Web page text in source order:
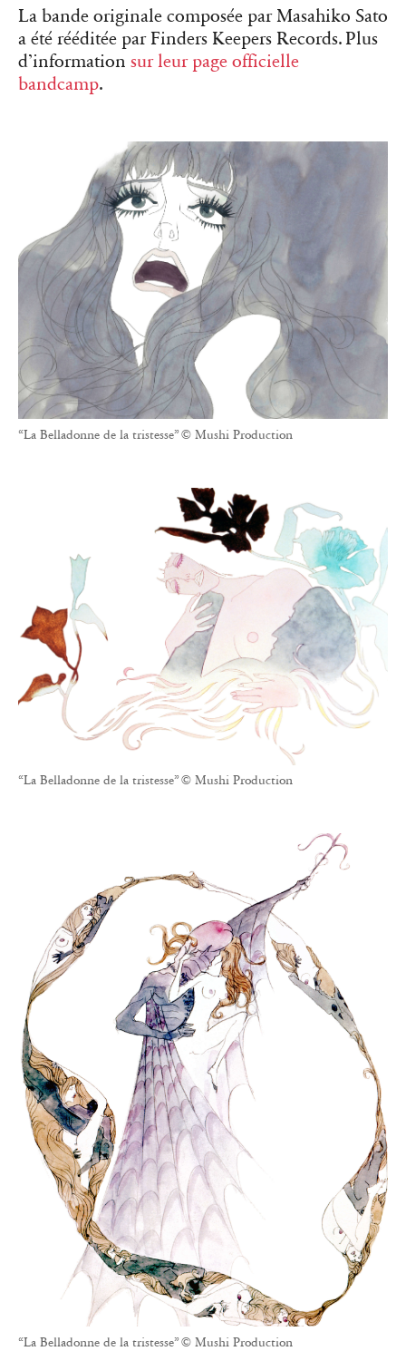
La bande originale composée par Masahiko Sato
a été rééditée par Finders Keepers Records. Plus
d’information sur leur page officielle
bandcamp.
“La Belladonne de la tristesse” © Mushi Production
“La Belladonne de la tristesse” © Mushi Production
“La Belladonne de la tristesse” © Mushi Production